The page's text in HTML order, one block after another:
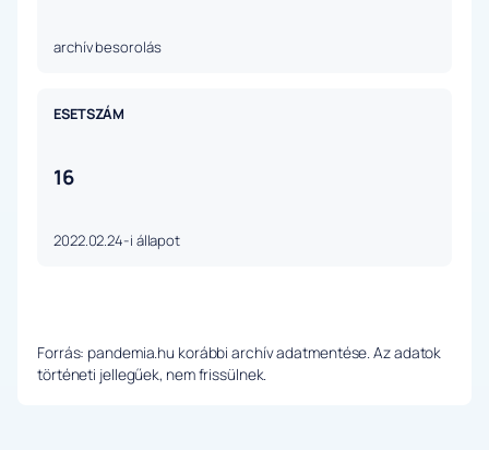
archív besorolás
ESETSZÁM
16
2022.02.24-i állapot
Forrás: pandemia.hu korábbi archív adatmentése. Az adatok
történeti jellegűek, nem frissülnek.